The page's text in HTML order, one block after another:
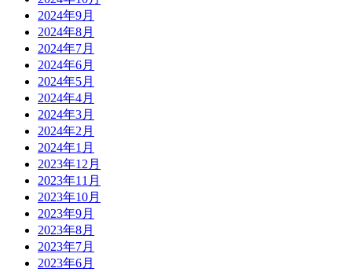
2024年9月
2024年8月
2024年7月
2024年6月
2024年5月
2024年4月
2024年3月
2024年2月
2024年1月
2023年12月
2023年11月
2023年10月
2023年9月
2023年8月
2023年7月
2023年6月